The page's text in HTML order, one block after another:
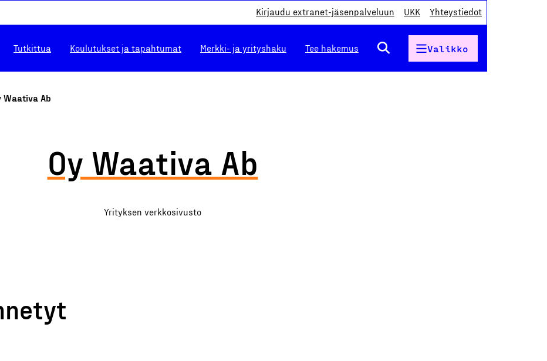
Kirjaudu extranet-jäsenpalveluun UKK Yhteystiedot
Tutkittua Koulutukset ja tapahtumat Merkki- ja yrityshaku Tee hakemus Valikko
Waativa Ab
Oy Waativa Ab
Yrityksen verkkosivusto